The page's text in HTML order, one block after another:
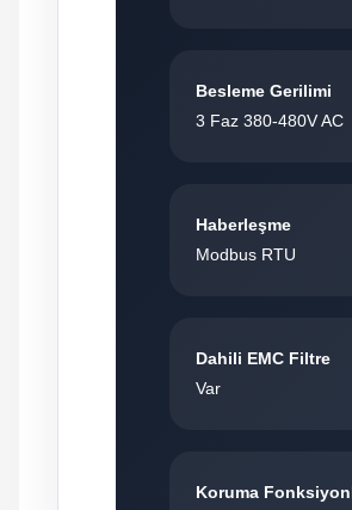
Besleme Gerilimi
3 Faz 380-480V AC
Haberleşme
Modbus RTU
Dahili EMC Filtre
Var
Koruma